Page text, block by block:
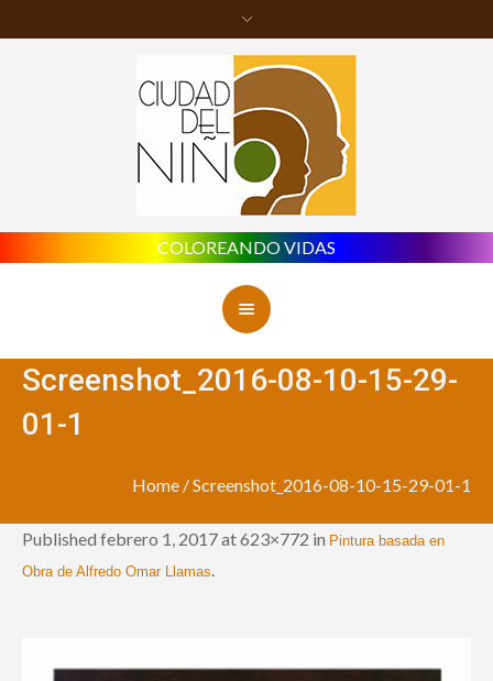
COLOREANDO VIDAS
Screenshot_2016-08-10-15-29-
01-1
Home /Screenshot_2016-08-10-15-29-01-1
Published febrero 1, 2017at 623×772 in Pintura basada en
Obra de Alfredo Omar Llamas.